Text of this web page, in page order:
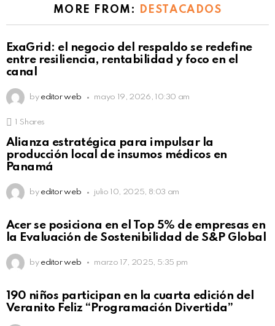
MORE FROM: DESTACADOS
ExaGrid: el negocio del respaldo se redefine
entre resiliencia, rentabilidad y foco en el
canal
by editor web mayo 19, 2026, 10:30 am
Shares
Alianza estratégica para impulsar la
producción local de insumos médicos en
Panamá
by editor web julio 10, 2025, 8:03 am
Acer se posiciona en el Top 5% de empresas en
la Evaluación de Sostenibilidad de S&P Global
by editor web marzo 17, 2025, 5:35 pm
190 niños participan en la cuarta edición del
Veranito Feliz “Programación Divertida”